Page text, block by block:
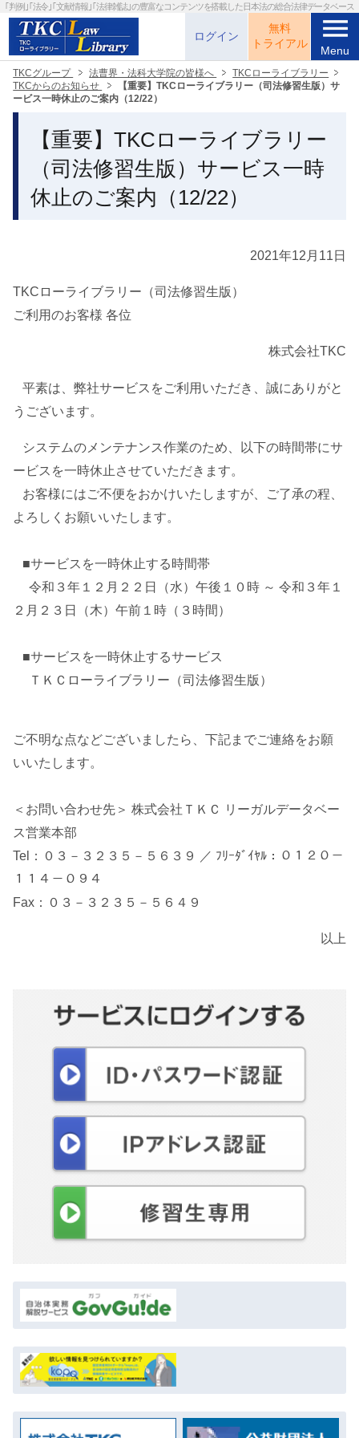
｢判例｣｢法令｣｢文献情報｣｢法律雑誌｣の豊富なコンテンツを搭載した日本法の総合法律データベース
ログイン
無料
トライアル
menu
Menu
TKCグループ 法曹界・法科大学院の皆様へ
TKCローライブラリー
TKCからのお知らせ
【重要】TKCローライブラリー（司法修習生版）サ
ービス一時休止のご案内（12/22）
【重要】TKCローライブラリー
（司法修習生版）サービス一時
休止のご案内（12/22）
2021年12月11日
TKCローライブラリー（司法修習生版）
ご利用のお客様 各位
株式会社TKC
平素は、弊社サービスをご利用いただき、誠にありがと
うございます。
システムのメンテナンス作業のため、以下の時間帯にサ
ービスを一時休止させていただきます。
お客様にはご不便をおかけいたしますが、ご了承の程、
よろしくお願いいたします。
■サービスを一時休止する時間帯
令和３年１２月２２日（水）午後１０時 ～ 令和３年１
２月２３日（木）午前１時（３時間）
■サービスを一時休止するサービス
ＴＫＣローライブラリー（司法修習生版）
ご不明な点などございましたら、下記までご連絡をお願
いいたします。
＜お問い合わせ先＞ 株式会社ＴＫＣ リーガルデータベー
ス営業本部
Tel：０３－３２３５－５６３９ ／ ﾌﾘｰﾀﾞｲﾔﾙ：０１２０－
１１４－０９４
Fax：０３－３２３５－５６４９
以上